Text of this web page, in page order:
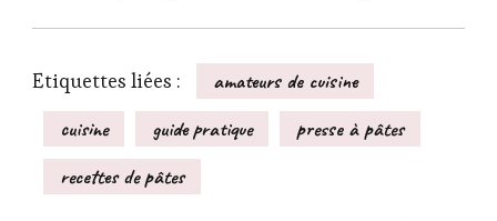
Etiquettes liées :
amateurs de cuisine
cuisine
guide pratique
presse à pâtes
recettes de pâtes